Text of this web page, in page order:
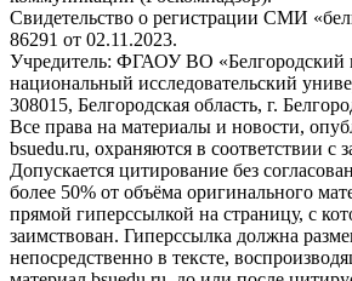
Свидетельство о регистрации СМИ
86291 от 02.11.2023.
Учредитель: ФГАОУ ВО «Белгородский
национальный исследовательский
308015, Белгородская область, г.
Все права на материалы и новости,
bsuedu.ru, охраняются в соответствии с
Допускается цитирование без
более 50% от объёма оригинального
прямой гиперссылкой на страницу, с
заимствован. Гиперссылка должна
непосредственно в тексте,